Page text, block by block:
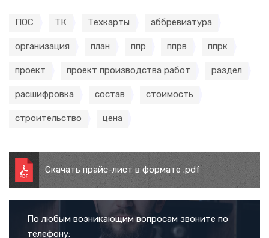
ПОС ТК Техкарты аббревиатура
организация план ппр ппрв ппрк
проект проект производства работ раздел
расшифровка состав стоимость
строительство цена
Скачать прайс-лист в формате .pdf
По любым возникающим вопросам звоните по
телефону: